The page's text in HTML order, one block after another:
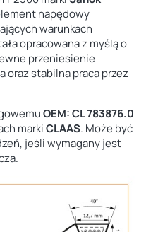
napędowy
warunkach
opracowana z myślą o
przeniesienie
oraz stabilna praca przez
OEM: CL 783876.0
markiCLAAS. Może być
jeśli wymagany jest